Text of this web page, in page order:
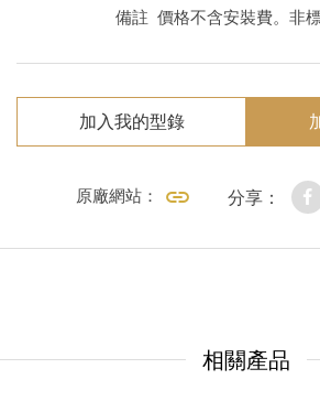
備註 價格不含安裝費。非
加入我的型錄
原廠網站： 分享：
相關產品